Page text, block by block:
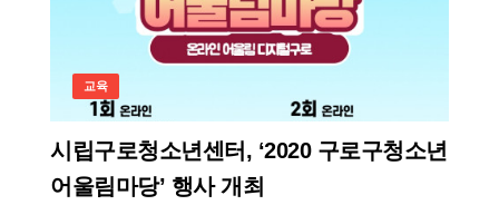
교육
시립구로청소년센터, ‘2020 구로구청소년
어울림마당’ 행사 개최